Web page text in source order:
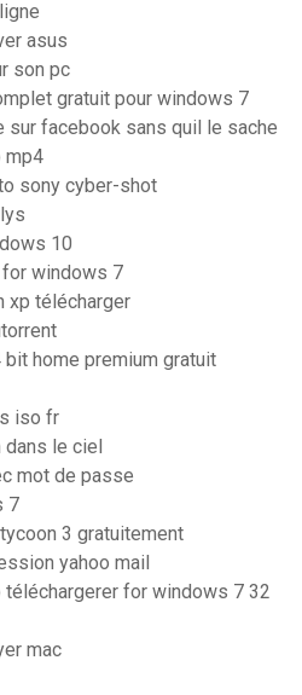
asus
son pc
gratuit pour windows 7
sur facebook sans quil le sache
mp4
sony cyber-shot
10
for windows 7
xp télécharger
home premium gratuit
iso fr
le ciel
mot de passe
7
3 gratuitement
yahoo mail
for windows 7 32
mac